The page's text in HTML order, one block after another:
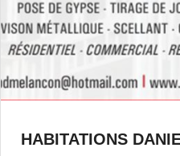
HABITATIONS